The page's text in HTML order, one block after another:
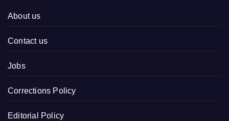
About us
Contact us
Jobs
Corrections Policy
Editorial Policy